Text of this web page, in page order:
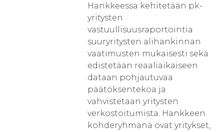
Hankkeessa kehitetään pk-
yritysten
vastuullisuusraportointia
suuryritysten alihankinnan
vaatimusten mukaisesti sekä
edistetään reaaliaikaiseen
dataan pohjautuvaa
päätöksentekoa ja
vahvistetaan yritysten
verkostoitumista. Hankkeen
kohderyhmänä ovat yritykset,